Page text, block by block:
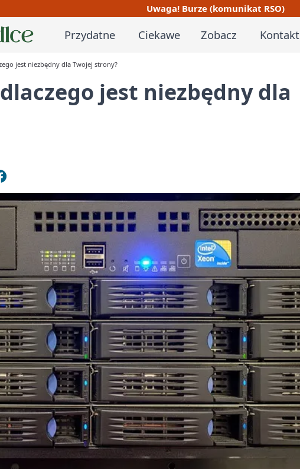
Uwaga! Burze (komunikat RSO)
Przydatne Ciekawe Zobacz Kontakt
jest niezbędny dla Twojej strony?
jest niezbędny dla